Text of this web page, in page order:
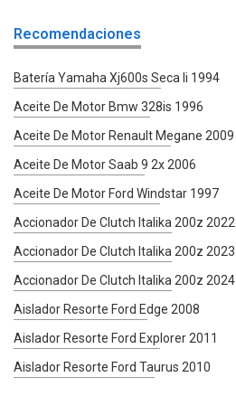
Recomendaciones
Batería Yamaha Xj600s Seca Ii 1994
Aceite De Motor Bmw 328is 1996
Aceite De Motor Renault Megane 2009
Aceite De Motor Saab 9 2x 2006
Aceite De Motor Ford Windstar 1997
Accionador De Clutch Italika 200z 2022
Accionador De Clutch Italika 200z 2023
Accionador De Clutch Italika 200z 2024
Aislador Resorte Ford Edge 2008
Aislador Resorte Ford Explorer 2011
Aislador Resorte Ford Taurus 2010